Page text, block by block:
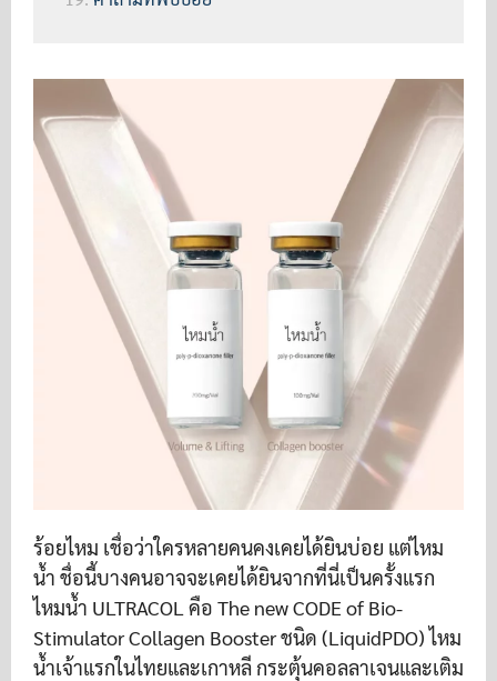
ร้อยไหม เชื่อว่าใครหลายคนคงเคยได้ยินบ่อย แต่ไหม
น้ำ ชื่อนี้บางคนอาจจะเคยได้ยินจากที่นี่เป็นครั้งแรก
ไหมน้ำ ULTRACOL คือ The new CODE of Bio-
Stimulator Collagen Booster ชนิด (LiquidPDO) ไหม
น้ำเจ้าแรกในไทยและเกาหลี กระตุ้นคอลลาเจนและเติม